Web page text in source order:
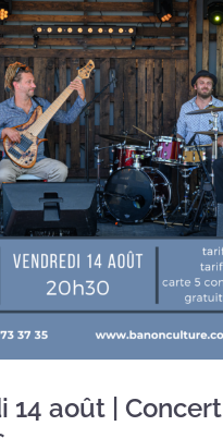
14 août | Concert